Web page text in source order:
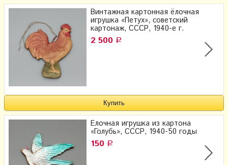
Винтажная картонная ёлочная
игрушка «Петух», советский
картонаж, СССР, 1940-е г.
2 500 Р
Елочная игрушка из картона
«Голубь», СССР, 1940-50 годы
150 Р